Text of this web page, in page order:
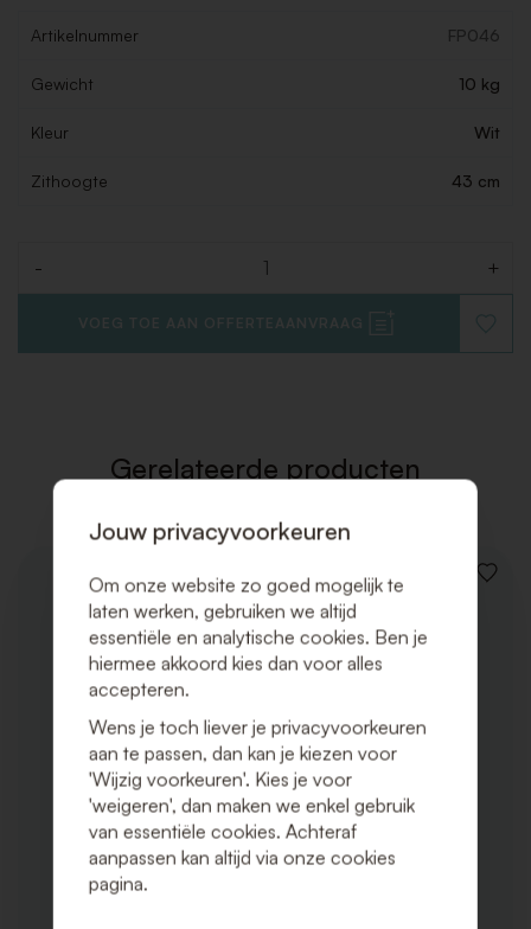
Artikelnummer FP046
Gewicht 10 kg
Kleur Wit
Zithoogte 43 cm
- +
VOEG TOE AAN OFFERTEAANVRAAG
TOE
Gerelateerde producten
VOEG
Jouw privacyvoorkeuren
Om onze website zo goed mogelijk te
laten werken, gebruiken we altijd
essentiële en analytische cookies. Ben je
hiermee akkoord kies dan voor alles
accepteren.
Wens je toch liever je privacyvoorkeuren
aan te passen, dan kan je kiezen voor
'Wijzig voorkeuren'. Kies je voor
'weigeren', dan maken we enkel gebruik
van essentiële cookies. Achteraf
aanpassen kan altijd via onze cookies
pagina.